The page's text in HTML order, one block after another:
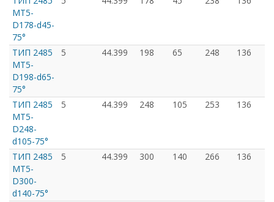
MT5-
D178-d45-
75°
ТИП 2485
MT5-
D198-d65-
75°
5 44.399 198 65 248 136
ТИП 2485
MT5-
D248-
d105-75°
5 44.399 248 105 253 136
ТИП 2485
MT5-
D300-
d140-75°
5 44.399 300 140 266 136